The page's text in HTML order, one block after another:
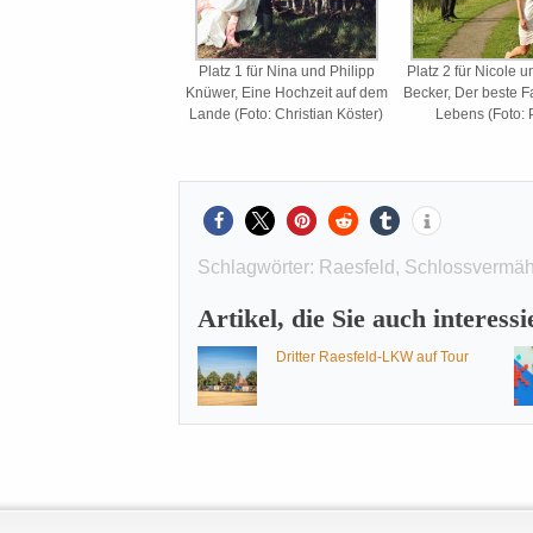
Platz 1 für Nina und Philipp
Knüwer, Eine Hochzeit auf dem
Lande (Foto: Christian Köster)
Platz 2 für Nicole
Becker, Der beste
Lebens (Foto:
Schlagwörter: Raesfeld,
Artikel, die Sie auch
Dritter Raesfeld-LKW auf Tour